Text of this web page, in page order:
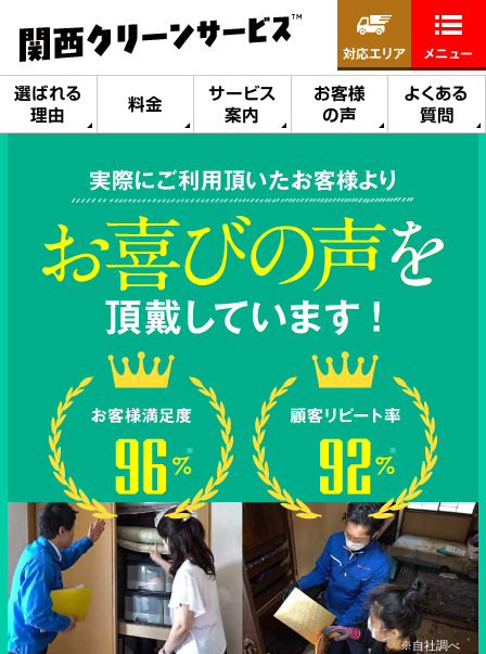
選ばれる
理由
料金
サービス
案内
お客様
の声
よくある
質問
対応エリア メニュー
実際にご利用頂いたお客様より
※自社調べ